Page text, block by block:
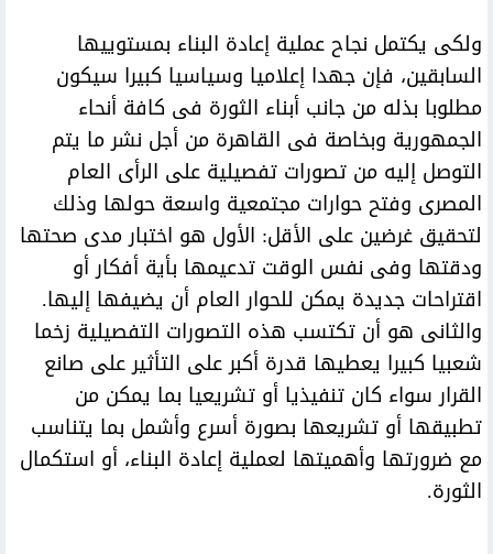
ولكى يكتمل نجاح عملية إعادة البناء بمستوييها
السابقين، فإن جهدا إعلاميا وسياسيا كبيرا سيكون
مطلوبا بذله من جانب أبناء الثورة فى كافة أنحاء
الجمهورية وبخاصة فى القاهرة من أجل نشر ما يتم
التوصل إليه من تصورات تفصيلية على الرأى العام
المصرى وفتح حوارات مجتمعية واسعة حولها وذلك
لتحقيق غرضين على الأقل: الأول هو اختبار مدى صحتها
ودقتها وفى نفس الوقت تدعيمها بأية أفكار أو
اقتراحات جديدة يمكن للحوار العام أن يضيفها إليها.
والثانى هو أن تكتسب هذه التصورات التفصيلية زخما
شعبيا كبيرا يعطيها قدرة أكبر على التأثير على صانع
القرار سواء كان تنفيذيا أو تشريعيا بما يمكن من
تطبيقها أو تشريعها بصورة أسرع وأشمل بما يتناسب
مع ضرورتها وأهميتها لعملية إعادة البناء، أو استكمال
الثورة.